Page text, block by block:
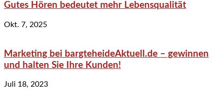
Gutes Hören bedeutet mehr Lebensqualität
Okt. 7, 2025
Marketing bei bargteheideAktuell.de – gewinnen
und halten Sie Ihre Kunden!
Juli 18, 2023